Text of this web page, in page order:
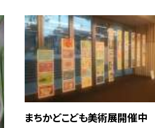
まちかどこども美術展開催中